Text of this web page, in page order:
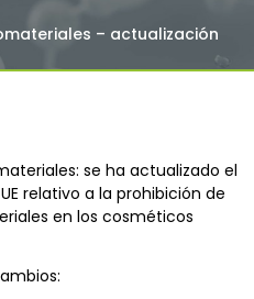
– actualización
se ha actualizado el
relativo a la prohibición de
en los cosméticos